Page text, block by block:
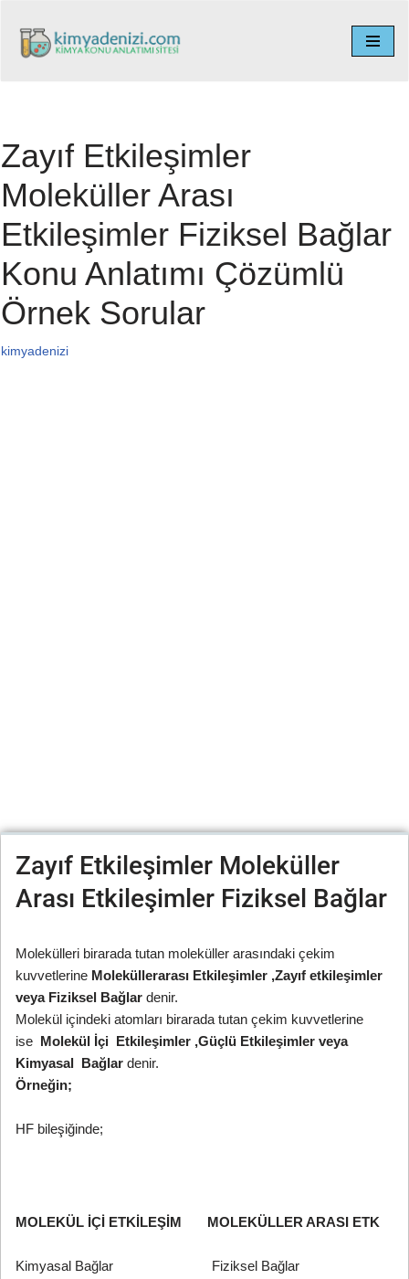
İçeriğe
Zayıf Etkileşimler
Moleküller Arası
Etkileşimler Fiziksel Bağlar
Konu Anlatımı Çözümlü
Örnek Sorular
kimyadenizi
Zayıf Etkileşimler Moleküller
Arası Etkileşimler Fiziksel Bağlar
Molekülleri birarada tutan moleküller arasındaki çekim
kuvvetlerine Moleküllerarası Etkileşimler ,Zayıf etkileşimler
veya Fiziksel Bağlar denir.
Molekül içindeki atomları birarada tutan çekim kuvvetlerine
ise Molekül İçi Etkileşimler ,Güçlü Etkileşimler veya
Kimyasal Bağlar denir.
Örneğin;
HF bileşiğinde;
MOLEKÜL İÇİ ETKİLEŞİM MOLEKÜLLER ARASI ETK
Kimyasal Bağlar Fiziksel Bağlar